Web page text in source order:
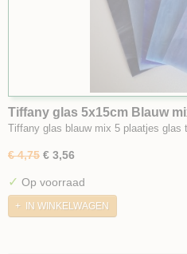
Tiffany glas 5x15cm Blauw
Tiffany glas blauw mix 5 plaatjes
€ 4,75 € 3,56
✓ Op voorraad
IN WINKELWAGEN